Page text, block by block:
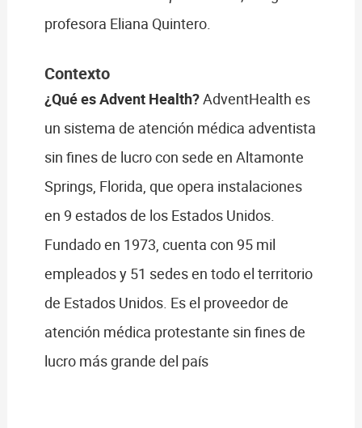
profesora Eliana Quintero.
Contexto
¿Qué es Advent Health?AdventHealth es
un sistema de atención médica adventista
sin fines de lucro con sede en Altamonte
Springs, Florida, que opera instalaciones
en 9 estados de los Estados Unidos.
Fundado en 1973, cuenta con 95 mil
empleados y 51 sedes en todo el territorio
de Estados Unidos. Es el proveedor de
atención médica protestante sin fines de
lucro más grande del país